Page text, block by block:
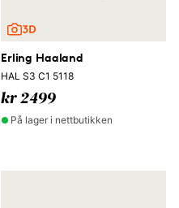
Erling Haaland
HAL S3 C1 5118
kr 2499
På lager i nettbutikken